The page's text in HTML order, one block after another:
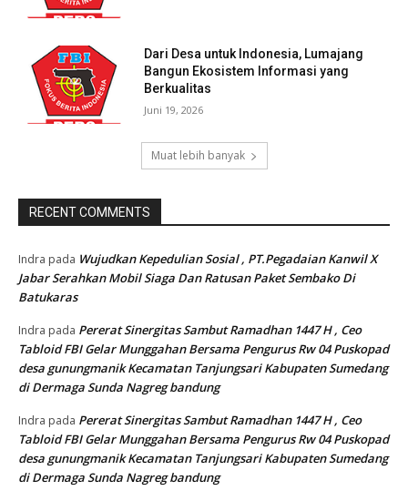
Dari Desa untuk Indonesia, Lumajang
Bangun Ekosistem Informasi yang
Berkualitas
Juni 19, 2026
Muat lebih banyak
RECENT COMMENTS
Indra pada Wujudkan Kepedulian Sosial , PT.Pegadaian Kanwil X
Jabar Serahkan Mobil Siaga Dan Ratusan Paket Sembako Di
Batukaras
Indra pada Pererat Sinergitas Sambut Ramadhan 1447 H , Ceo
Tabloid FBI Gelar Munggahan Bersama Pengurus Rw 04 Puskopad
desa gunungmanik Kecamatan Tanjungsari Kabupaten Sumedang
di Dermaga Sunda Nagreg bandung
Indra pada Pererat Sinergitas Sambut Ramadhan 1447 H , Ceo
Tabloid FBI Gelar Munggahan Bersama Pengurus Rw 04 Puskopad
desa gunungmanik Kecamatan Tanjungsari Kabupaten Sumedang
di Dermaga Sunda Nagreg bandung